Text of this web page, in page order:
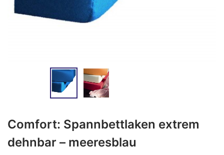
Comfort: Spannbettlaken extrem
dehnbar – meeresblau